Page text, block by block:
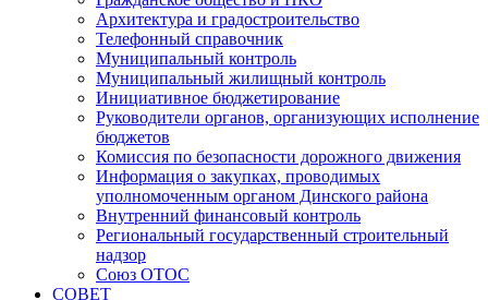
Архитектура и градостроительство
Телефонный справочник
Муниципальный контроль
Муниципальный жилищный контроль
Инициативное бюджетирование
Руководители органов, организующих исполнение
бюджетов
Комиссия по безопасности дорожного движения
Информация о закупках, проводимых
уполномоченным органом Динского района
Внутренний финансовый контроль
Региональный государственный строительный
надзор
Союз ОТОС
СОВЕТ